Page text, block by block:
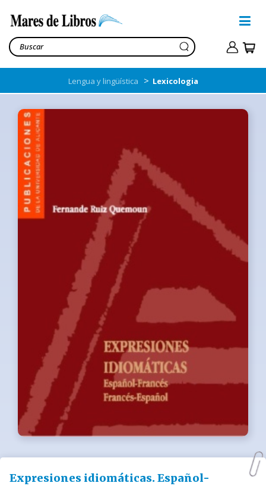
Lengua y lingüística > Lexicologia
Expresiones idiomáticas. Español-